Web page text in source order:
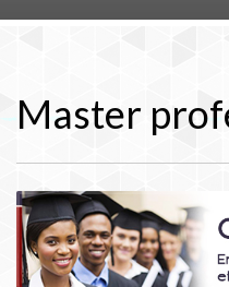
Master